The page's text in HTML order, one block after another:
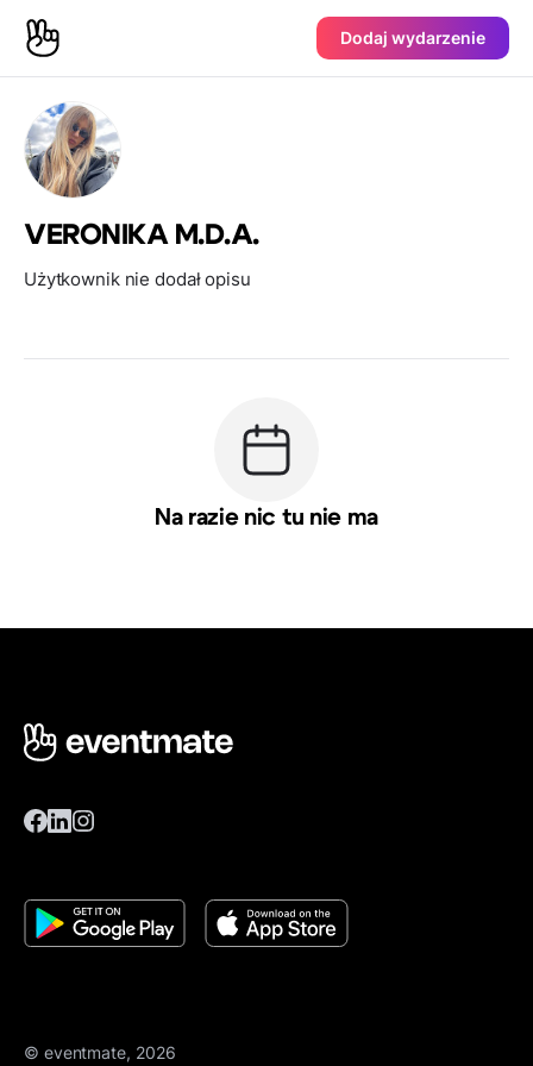
Dodaj wydarzenie
VERONIKA M.D.A.
Użytkownik nie dodał opisu
Na razie nic tu nie ma
© eventmate, 2026